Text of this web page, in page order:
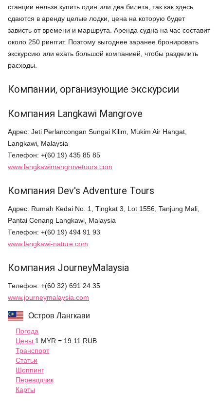
станции нельзя купить один или два билета, так как здесь
сдаются в аренду целые лодки, цена на которую будет
зависть от времени и маршрута. Аренда судна на час составит
около 250 ринггит. Поэтому выгоднее заранее бронировать
экскурсию или ехать большой компанией, чтобы разделить
расходы.
Компании, организующие экскурсии
Компания Langkawi Mangrove
Адрес: Jeti Perlancongan Sungai Kilim, Mukim Air Hangat,
Langkawi, Malaysia
Телефон: +(60 19) 435 85 85
www.langkawimangrovetours.com
Компания Dev's Adventure Tours
Адрес: Rumah Kedai No. 1, Tingkat 3, Lot 1556, Tanjung Mali,
Pantai Cenang Langkawi, Malaysia
Телефон: +(60 19) 494 91 93
www.langkawi-nature.com
Компания JourneyMalaysia
Телефон: +(60 32) 691 24 35
www.journeymalaysia.com
Остров Лангкави
Погода
Цены 1 MYR = 19.11 RUB
Транспорт
Статьи
Шоппинг
Переводчик
Карты